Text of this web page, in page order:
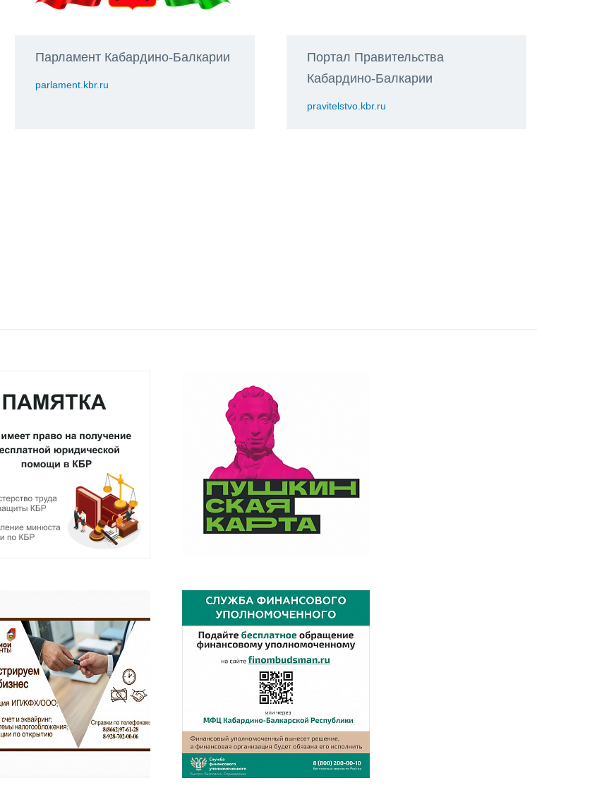
Парламент Кабардино-Балкарии
parlament.kbr.ru
Портал Правительства
Кабардино-Балкарии
pravitelstvo.kbr.ru